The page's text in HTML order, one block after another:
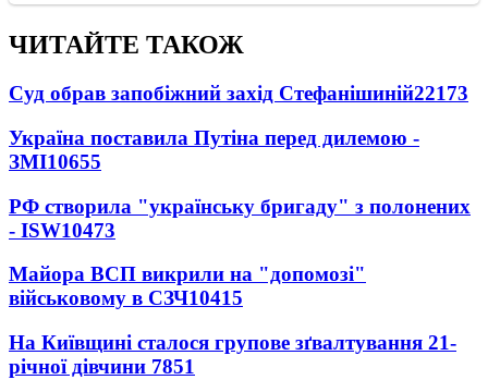
ЧИТАЙТЕ ТАКОЖ
Суд обрав запобіжний захід Стефанішиній22173
Україна поставила Путіна перед дилемою -
ЗМІ10655
РФ створила "українську бригаду" з полонених
- ISW10473
Майора ВСП викрили на "допомозі"
військовому в СЗЧ10415
На Київщині сталося групове зґвалтування 21-
річної дівчини 7851